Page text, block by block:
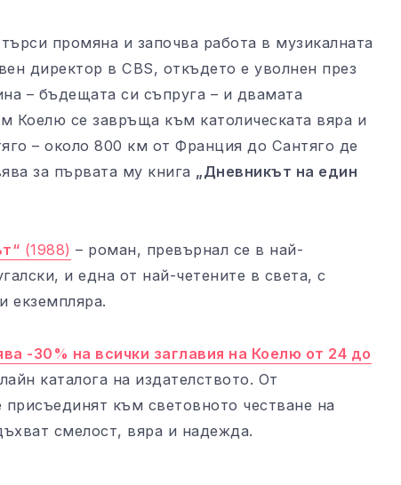
промяна и започва работа в музикалната
директор в CBS, откъдето е уволнен през
– бъдещата си съпруга – и двамата
Коелю се завръща към католическата вяра и
– около 800 км от Франция до Сантяго де
за първата му книга „Дневникът на един
(1988) – роман, превърнал се в най-
и една от най-четените в света, с
екземпляра.
-30% на всички заглавия на Коелю от 24 до
каталога на издателството. От
присъединят към световното честване на
смелост, вяра и надежда.